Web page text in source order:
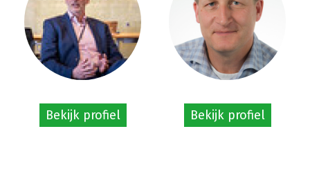
Bekijk profiel Bekijk profiel